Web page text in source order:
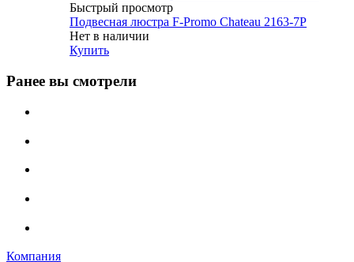
Быстрый просмотр
Подвесная люстра F-Promo Chateau 2163-7P
Нет в наличии
Купить
Ранее вы смотрели
Компания